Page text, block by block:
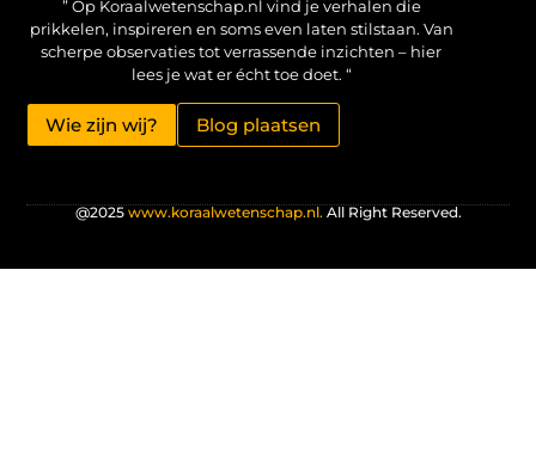
” Op Koraalwetenschap.nl vind je verhalen die
prikkelen, inspireren en soms even laten stilstaan. Van
scherpe observaties tot verrassende inzichten – hier
lees je wat er écht toe doet. “
Wie zijn wij? Blog plaatsen
@2025 www.koraalwetenschap.nl. All Right Reserved.